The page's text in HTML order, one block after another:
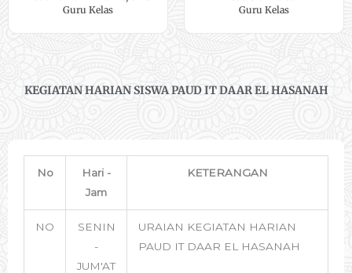
Guru Kelas
Guru Kelas
KEGIATAN HARIAN SISWA PAUD IT DAAR EL HASANAH
No
Hari -
Jam
KETERANGAN
NO
SENIN
-
JUM'AT
URAIAN KEGIATAN HARIAN
PAUD IT DAAR EL HASANAH